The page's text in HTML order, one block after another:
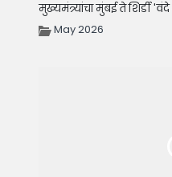
मुख्यमंत्र्यांचा मुंबई ते शिर्डी
May 2026